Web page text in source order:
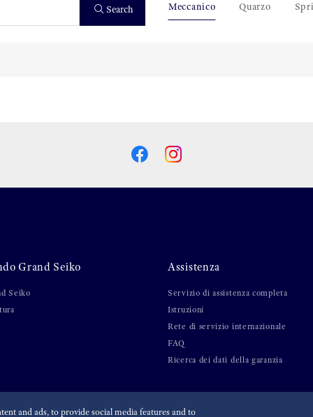
Search Meccanico Quarzo
Grand Seiko
Seiko
Assistenza
Servizio di assistenza completa
Istruzioni
Rete di servizio internazionale
FAQ
Ricerca dei dati della garanzia
and ads, to provide social media features and to